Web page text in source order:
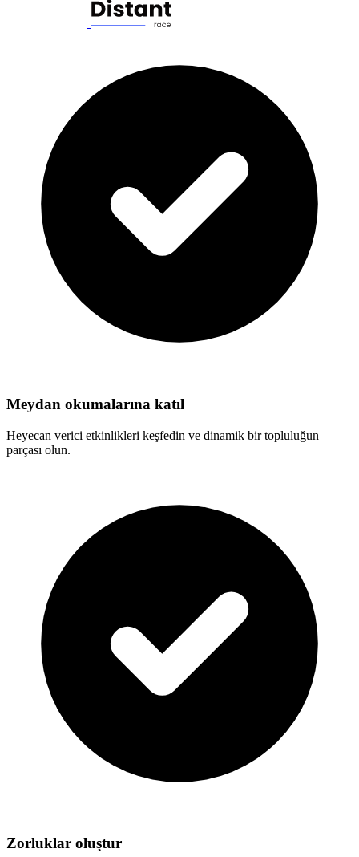
Meydan okumalarına katıl
Heyecan verici etkinlikleri keşfedin ve dinamik bir topluluğun
parçası olun.
Zorluklar oluştur